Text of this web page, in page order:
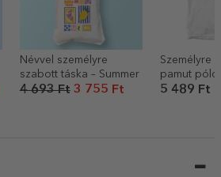
Névvel személyre
szabott táska – Summer
4 693 Ft3 755 Ft
Személyre
pamut
és
5 489 Ft